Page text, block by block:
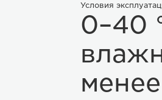
Условия
0–40
менее